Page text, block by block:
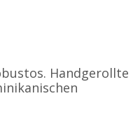
Handgerollte